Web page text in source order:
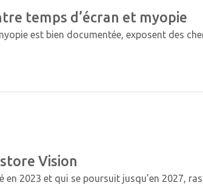
temps d’écran et myopie
est bien documentée, exposent des
Vision
en 2023 et qui se poursuit jusqu’en 2027,